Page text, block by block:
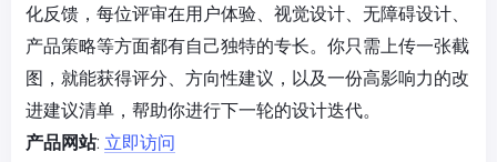
化反馈，每位评审在用户体验、视觉设计、无障碍设计、
产品策略等方面都有自己独特的专长。你只需上传一张截
图，就能获得评分、方向性建议，以及一份高影响力的改
进建议清单，帮助你进行下一轮的设计迭代。
产品网站: 立即访问